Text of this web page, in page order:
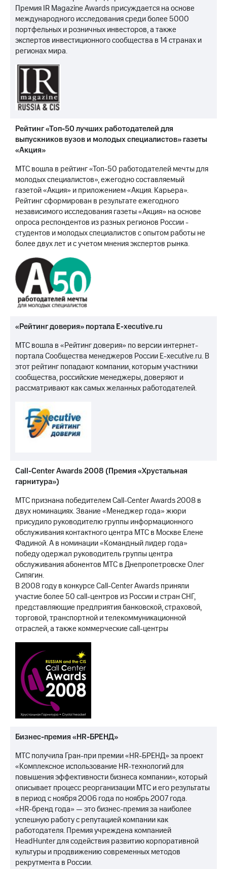
Премия IR Magazine Awards присуждается на основе
международного исследования среди более 5000
портфельных и розничных инвесторов, а также
экспертов инвестиционного сообщества в 14 странах и
регионах мира.
Рейтинг «Топ-50 лучших работодателей для
выпускников вузов и молодых специалистов» газеты
«Акция»
МТС вошла в рейтинг «Топ-50 работодателей мечты для
молодых специалистов», ежегодно составляемый
газетой «Акция» и приложением «Акция. Карьера».
Рейтинг сформирован в результате ежегодного
независимого исследования газеты «Акция» на основе
опроса респондентов из разных регионов России -
студентов и молодых специалистов с опытом работы не
более двух лет и с учетом мнения экспертов рынка.
«Рейтинг доверия» портала E-xecutive.ru
МТС вошла в «Рейтинг доверия» по версии интернет-
портала Сообщества менеджеров России E-xecutive.ru. В
этот рейтинг попадают компании, которым участники
сообщества, российские менеджеры, доверяют и
рассматривают как самых желанных работодателей.
Call-Center Awards 2008 (Премия «Хрустальная
гарнитура»)
МТС признана победителем Call-Center Awards 2008 в
двух номинациях. Звание «Менеджер года» жюри
присудило руководителю группы информационного
обслуживания контактного центра МТС в Москве Елене
Фадиной. А в номинации «Командный лидер года»
победу одержал руководитель группы центра
обслуживания абонентов МТС в Днепропетровске Олег
Сипягин.
В 2008 году в конкурсе Call-Center Awards приняли
участие более 50 call-центров из России и стран СНГ,
представляющие предприятия банковской, страховой,
торговой, транспортной и телекоммуникационной
отраслей, а также коммерческие call-центры
Бизнес-премия «HR-БРЕНД»
МТС получила Гран-при премии «HR-БРЕНД» за проект
«Комплексное использование HR-технологий для
повышения эффективности бизнеса компании», который
описывает процесс реорганизации МТС и его результаты
в период с ноября 2006 года по ноябрь 2007 года.
«HR-бренд года» — это бизнес-премия за наиболее
успешную работу с репутацией компании как
работодателя. Премия учреждена компанией
HeadHunter для содействия развитию корпоративной
культуры и продвижению современных методов
рекрутмента в России.